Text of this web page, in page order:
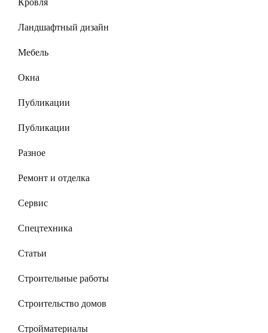
Ландшафтный дизайн
Мебель
Окна
Публикации
Публикации
Разное
Ремонт и отделка
Сервис
Спецтехника
Статьи
Строительные работы
Строительство домов
Стройматериалы